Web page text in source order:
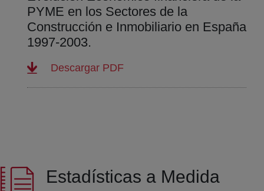
PYME en los Sectores de la
Construcción e Inmobiliario en España
1997-2003.
Descargar PDF(abre en nueva ventana)
Estadísticas a Medida